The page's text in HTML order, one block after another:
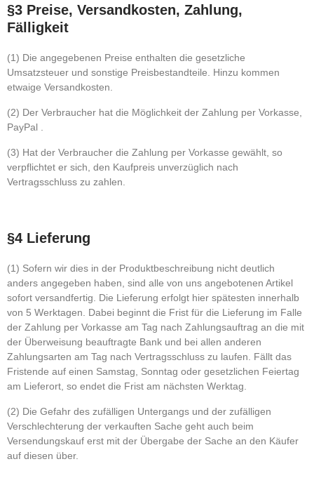
§3 Preise, Versandkosten, Zahlung,
Fälligkeit
(1) Die angegebenen Preise enthalten die gesetzliche
Umsatzsteuer und sonstige Preisbestandteile. Hinzu kommen
etwaige Versandkosten.
(2) Der Verbraucher hat die Möglichkeit der Zahlung per Vorkasse,
PayPal .
(3) Hat der Verbraucher die Zahlung per Vorkasse gewählt, so
verpflichtet er sich, den Kaufpreis unverzüglich nach
Vertragsschluss zu zahlen.
§4 Lieferung
(1) Sofern wir dies in der Produktbeschreibung nicht deutlich
anders angegeben haben, sind alle von uns angebotenen Artikel
sofort versandfertig. Die Lieferung erfolgt hier spätesten innerhalb
von 5 Werktagen. Dabei beginnt die Frist für die Lieferung im Falle
der Zahlung per Vorkasse am Tag nach Zahlungsauftrag an die mit
der Überweisung beauftragte Bank und bei allen anderen
Zahlungsarten am Tag nach Vertragsschluss zu laufen. Fällt das
Fristende auf einen Samstag, Sonntag oder gesetzlichen Feiertag
am Lieferort, so endet die Frist am nächsten Werktag.
(2) Die Gefahr des zufälligen Untergangs und der zufälligen
Verschlechterung der verkauften Sache geht auch beim
Versendungskauf erst mit der Übergabe der Sache an den Käufer
auf diesen über.